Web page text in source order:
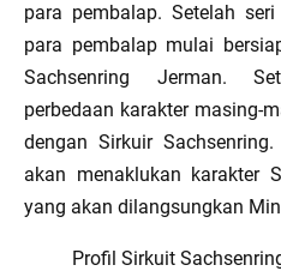
para pembalap. Setelah
para pembalap mulai
Sachsenring Jerman.
perbedaan karakter masing-
dengan Sirkuir
akan menaklukan karakter
yang akan dilangsungkan
Profil Sirkuit